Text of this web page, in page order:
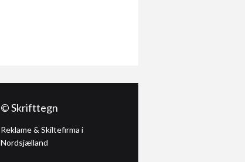
© Skrifttegn
Reklame & Skiltefirma i
Nordsjælland